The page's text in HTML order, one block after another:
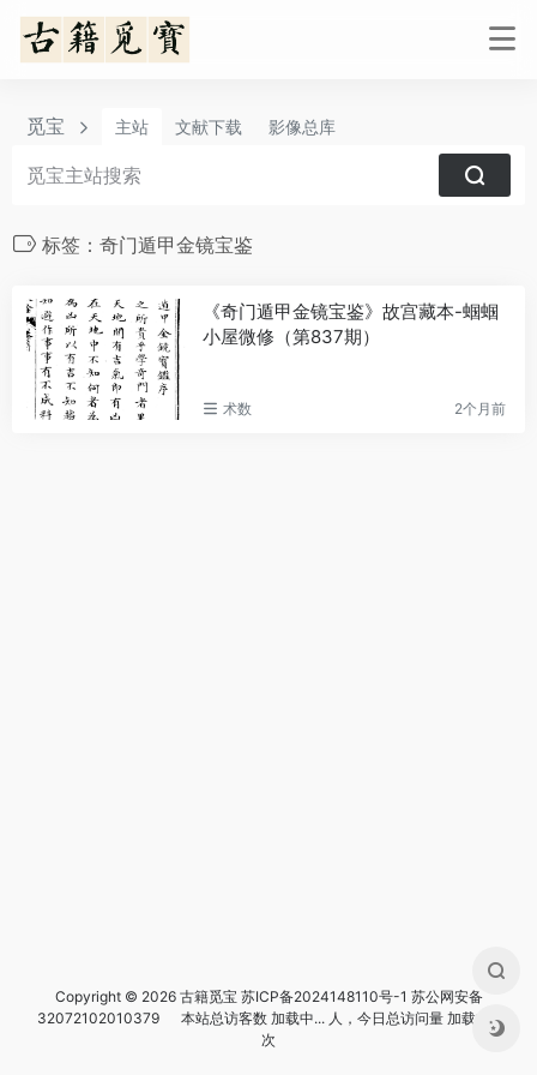
觅宝 主站 文献下载 影像总库
标签：奇门遁甲金镜宝鉴
《奇门遁甲金镜宝鉴》故宫藏本-蝈蝈
小屋微修（第837期）
术数 2个月前
Copyright © 2026 古籍觅宝 苏ICP备2024148110号-1 苏公网安备
32072102010379
本站总访客数 加载中...人，今日总访问量 加载中...
次